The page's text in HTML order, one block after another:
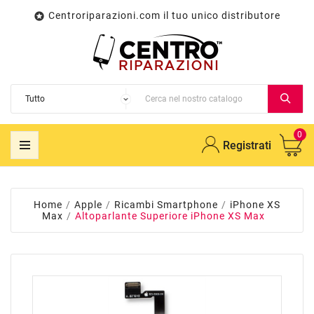
 Centroriparazioni.com il tuo unico distributore
Registrati
0
Home Apple Ricambi Smartphone
iPhone XS
Max
Altoparlante Superiore iPhone XS Max